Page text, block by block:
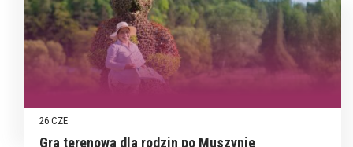
26 CZE
Gra terenowa dla rodzin po Muszynie